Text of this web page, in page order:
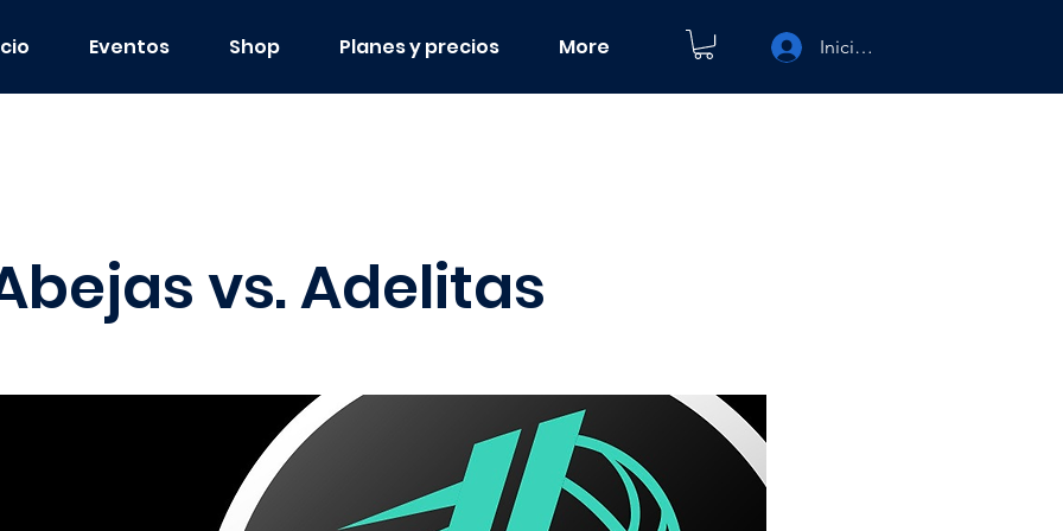
Eventos Shop Planes y precios More Iniciar sesión
vs. Adelitas